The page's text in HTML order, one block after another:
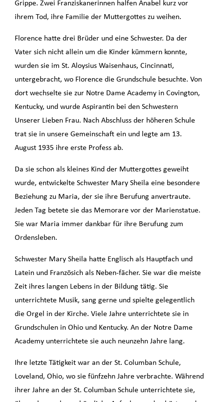
Grippe. Zwei Franziskanerinnen halfen Anabel kurz vor
ihrem Tod, ihre Familie der Muttergottes zu weihen.
Florence hatte drei Brüder und eine Schwester. Da der
Vater sich nicht allein um die Kinder kümmern konnte,
wurden sie im St. Aloysius Waisenhaus, Cincinnati,
untergebracht, wo Florence die Grundschule besuchte. Von
dort wechselte sie zur Notre Dame Academy in Covington,
Kentucky, und wurde Aspirantin bei den Schwestern
Unserer Lieben Frau. Nach Abschluss der höheren Schule
trat sie in unsere Gemeinschaft ein und legte am 13.
August 1935 ihre erste Profess ab.
Da sie schon als kleines Kind der Muttergottes geweiht
wurde, entwickelte Schwester Mary Sheila eine besondere
Beziehung zu Maria, der sie ihre Berufung anvertraute.
Jeden Tag betete sie das Memorare vor der Marienstatue.
Sie war Maria immer dankbar für ihre Berufung zum
Ordensleben.
Schwester Mary Sheila hatte Englisch als Hauptfach und
Latein und Französich als Neben-fächer. Sie war die meiste
Zeit ihres langen Lebens in der Bildung tätig. Sie
unterrichtete Musik, sang gerne und spielte gelegentlich
die Orgel in der Kirche. Viele Jahre unterrichtete sie in
Grundschulen in Ohio und Kentucky. An der Notre Dame
Academy unterrichtete sie auch neunzehn Jahre lang.
Ihre letzte Tätigkeit war an der St. Columban Schule,
Loveland, Ohio, wo sie fünfzehn Jahre verbrachte. Während
ihrer Jahre an der St. Columban Schule unterrichtete sie,